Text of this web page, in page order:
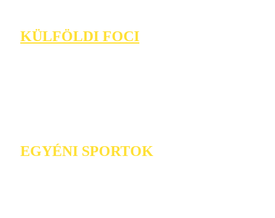
KÜLFÖLDI FOCI
EGYÉNI SPORTOK